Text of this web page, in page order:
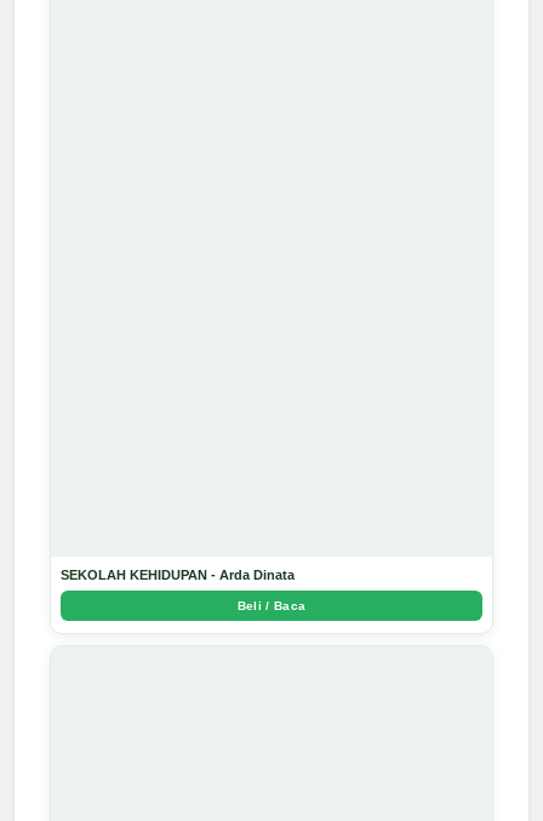
SEKOLAH KEHIDUPAN - Arda Dinata
Beli / Baca